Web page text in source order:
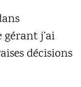
j’ai
décisions